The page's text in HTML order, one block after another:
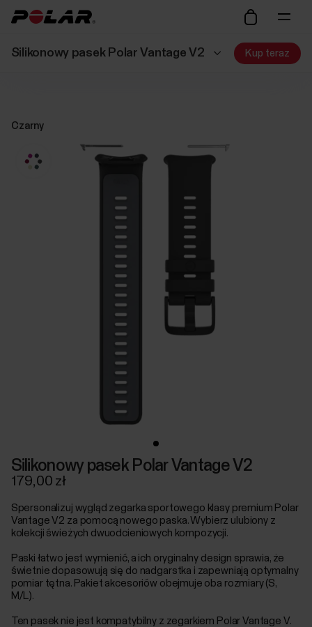
Silikonowy pasek Polar Vantage V2 Kup teraz
Czarny
Silikonowy pasek Polar Vantage V2
179,00 zł
Spersonalizuj wygląd zegarka sportowego klasy premium Polar
Vantage V2 za pomocą nowego paska. Wybierz ulubiony z
kolekcji świeżych dwuodcieniowych kompozycji.
Paski łatwo jest wymienić, a ich oryginalny design sprawia, że
świetnie dopasowują się do nadgarstka i zapewniają optymalny
pomiar tętna. Pakiet akcesoriów obejmuje oba rozmiary (S,
M/L).
Ten pasek nie jest kompatybilny z zegarkiem Polar Vantage V.